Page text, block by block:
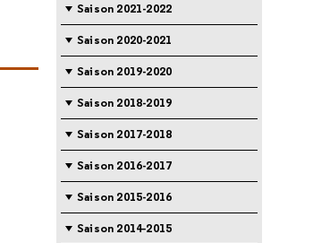
Saison 2021-2022
Saison 2020-2021
Saison 2019-2020
Saison 2018-2019
Saison 2017-2018
Saison 2016-2017
Saison 2015-2016
Saison 2014-2015